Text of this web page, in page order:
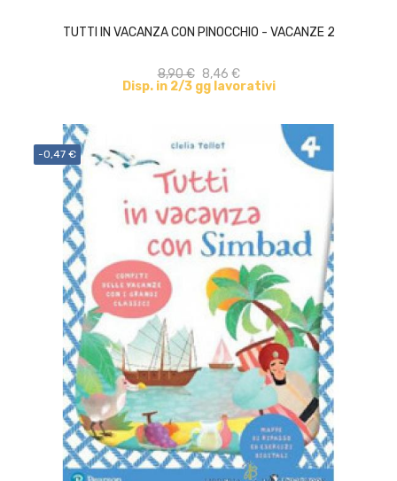
TUTTI IN VACANZA CON PINOCCHIO - VACANZE 2
8,90 € 8,46 €
Disp. in 2/3 gg lavorativi
-0,47 €